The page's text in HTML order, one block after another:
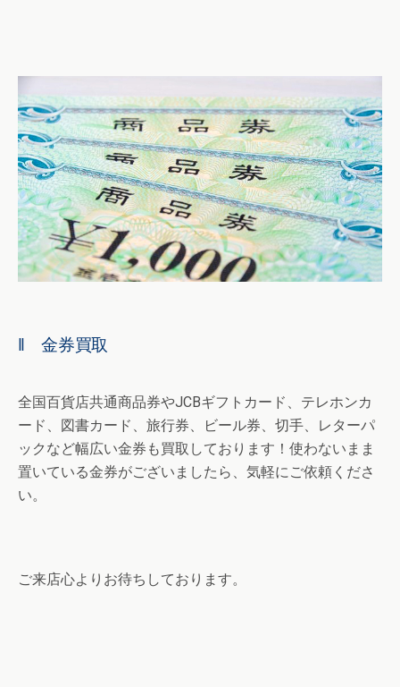
‖ 金券買取
全国百貨店共通商品券やJCBギフトカード、テレホンカ
ード、図書カード、旅行券、ビール券、切手、レターパ
ックなど幅広い金券も買取しております！使わないまま
置いている金券がございましたら、気軽にご依頼くださ
い。
ご来店心よりお待ちしております。